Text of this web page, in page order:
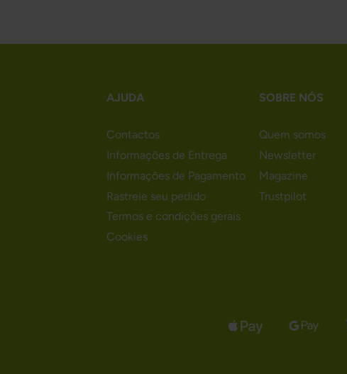
AJUDA
Contactos
Informações de Entrega
Informações de Pagamento
Rastreie seu pedido
Termos e condições gerais
Cookies
SOBRE NÓS
Quem somos
Newsletter
Magazine
Trustpilot